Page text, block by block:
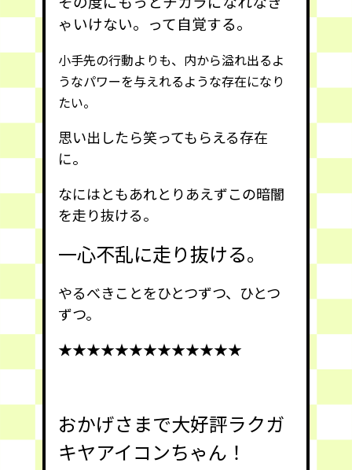
ゃいけない。って自覚する。
小手先の行動よりも、内から溢れ出るよ
うなパワーを与えれるような存在になり
たい。
思い出したら笑ってもらえる存在
に。
なにはともあれとりあえずこの暗闇
を走り抜ける。
一心不乱に走り抜ける。
やるべきことをひとつずつ、ひとつ
ずつ。
★★★★★★★★★★★★★
おかげさまで大好評ラクガ
キヤアイコンちゃん！